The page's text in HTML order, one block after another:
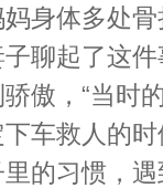
妈身体多处
聊起了这
傲，“当时
车救人的
的习惯，